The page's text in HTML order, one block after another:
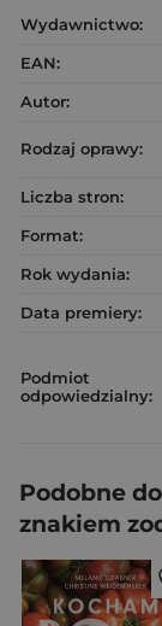
Wydawnictwo:
EAN:
Autor:
Rodzaj oprawy:
Liczba stron:
Format:
Rok wydania:
Data premiery:
Podmiot
odpowiedzialny:
Podobne
znakiem